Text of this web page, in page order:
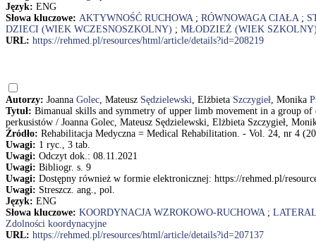
Język: ENG
Słowa kluczowe: AKTYWNOŚĆ RUCHOWA; RÓWNOWAGA CIAŁA;
DZIECI (WIEK WCZESNOSZKOLNY) ; MŁODZIEŻ (WIEK
URL: https://rehmed.pl/resources/html/article/details?id=208219
Autorzy: Joanna Golec, Mateusz Sędzielewski, Elżbieta Szczygieł, Monika
Tytuł: Bimanual skills and symmetry of upper limb movement in a group
perkusistów / Joanna Golec, Mateusz Sędzielewski, Elżbieta Szczygieł,
Źródło: Rehabilitacja Medyczna = Medical Rehabilitation. - Vol. 24, nr 4
Uwagi: 1 ryc., 3 tab.
Uwagi: Odczyt dok.: 08.11.2021
Uwagi: Bibliogr. s. 9
Uwagi: Dostępny również w formie elektronicznej: https://rehmed.pl/
Uwagi: Streszcz. ang., pol.
Język: ENG
Słowa kluczowe: KOORDYNACJA WZROKOWO-RUCHOWA;
Zdolności koordynacyjne
URL: https://rehmed.pl/resources/html/article/details?id=207137